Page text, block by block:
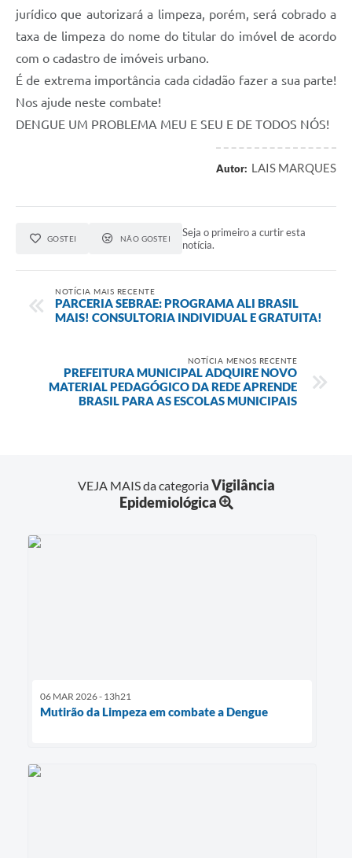
jurídico que autorizará a limpeza, porém, será cobrado a
taxa de limpeza do nome do titular do imóvel de acordo
com o cadastro de imóveis urbano.
É de extrema importância cada cidadão fazer a sua parte!
Nos ajude neste combate!
DENGUE UM PROBLEMA MEU E SEU E DE TODOS NÓS!
Autor: LAIS MARQUES
GOSTEI NÃO GOSTEI
Seja o primeiro a curtir esta
notícia.
NOTÍCIA MAIS RECENTE
PARCERIA SEBRAE: PROGRAMA ALI BRASIL
MAIS! CONSULTORIA INDIVIDUAL E GRATUITA!
NOTÍCIA MENOS RECENTE
PREFEITURA MUNICIPAL ADQUIRE NOVO
MATERIAL PEDAGÓGICO DA REDE APRENDE
BRASIL PARA AS ESCOLAS MUNICIPAIS
VEJA MAIS da categoriaVigilância
Epidemiológica
06 MAR 2026 - 13h21
Mutirão da Limpeza em combate a Dengue